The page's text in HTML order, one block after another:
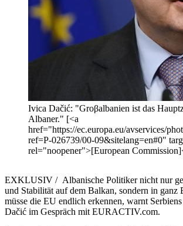
Ivica Dačić: "Groβalbanien ist das
Albaner." [<a
href="https://ec.europa.eu/avservices/
ref=P-026739/00-09&sitelang=en#0"
rel="noopener">[European
EXKLUSIV / Albanische Politiker nicht nur
und Stabilität auf dem Balkan, sondern in ganz
müsse die EU endlich erkennen, warnt
Dačić im Gespräch mit EURACTIV.com.